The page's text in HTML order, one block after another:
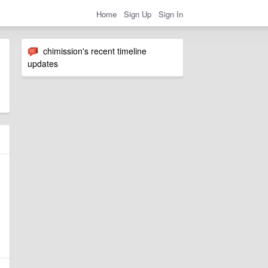
Home Sign Up Sign In
chimission's recent timeline
updates